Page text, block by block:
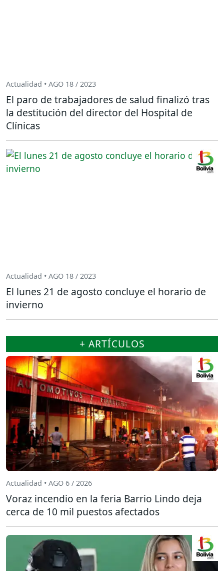
Actualidad • AGO 18 / 2023
El paro de trabajadores de salud finalizó tras
la destitución del director del Hospital de
Clínicas
Actualidad • AGO 18 / 2023
El lunes 21 de agosto concluye el horario de
invierno
+ ARTÍCULOS
Actualidad • AGO 6 / 2026
Voraz incendio en la feria Barrio Lindo deja
cerca de 10 mil puestos afectados